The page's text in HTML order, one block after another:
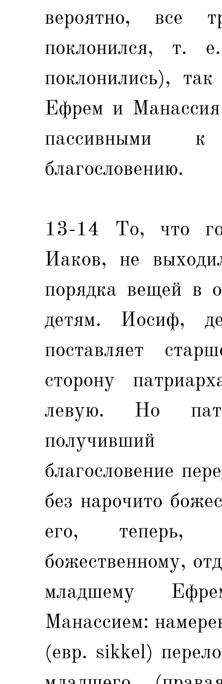
вероятно, все
поклонился, т.
поклонились),
Ефрем и Манассия
пассивными
благословению.
13-14 То, что
Иаков, не
порядка вещей в
детям. Иосиф,
поставляет
сторону
левую. Но
получивший
благословение
без нарочито
его,
божественному,
младшему
Манассием:
(евр. sikkel)